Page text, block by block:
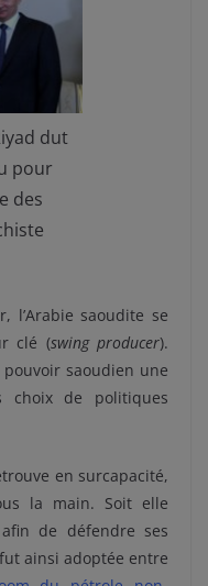
dut
pour
des
l’Arabie saoudite se
clé (swing producer).
saoudien une
choix de politiques
en surcapacité,
la main. Soit elle
de défendre ses
ainsi adoptée entre